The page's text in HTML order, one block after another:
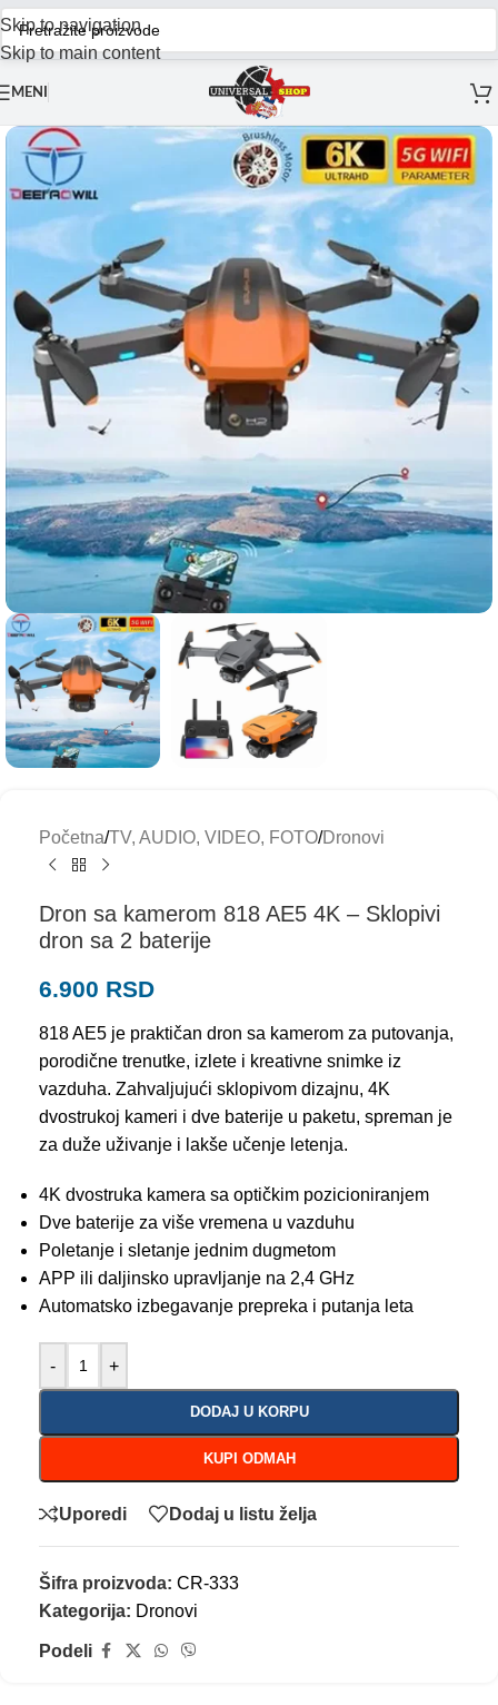
Skip to navigation
Skip to main content
MENI
Početna/TV, AUDIO, VIDEO, FOTO/Dronovi
Dron sa kamerom 818 AE5 4K – Sklopivi
dron sa 2 baterije
6.900 RSD
818 AE5 je praktičan dron sa kamerom za putovanja,
porodične trenutke, izlete i kreativne snimke iz
vazduha. Zahvaljujući sklopivom dizajnu, 4K
dvostrukoj kameri i dve baterije u paketu, spreman je
za duže uživanje i lakše učenje letenja.
4K dvostruka kamera sa optičkim pozicioniranjem
Dve baterije za više vremena u vazduhu
Poletanje i sletanje jednim dugmetom
APP ili daljinsko upravljanje na 2,4 GHz
Automatsko izbegavanje prepreka i putanja leta
- +
DODAJ U KORPU
KUPI ODMAH
Uporedi Dodaj u listu želja
Šifra proizvoda: CR-333
Kategorija: Dronovi
Podeli